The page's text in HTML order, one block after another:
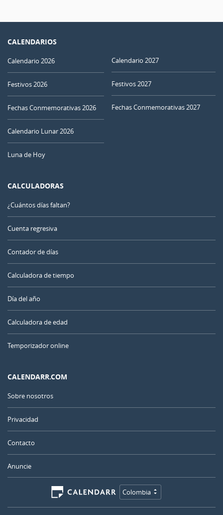
CALENDARIOS
Calendario 2026
Festivos 2026
Fechas Conmemorativas 2026
Calendario Lunar 2026
Luna de Hoy
Calendario 2027
Festivos 2027
Fechas Conmemorativas 2027
CALCULADORAS
¿Cuántos días faltan?
Cuenta regresiva
Contador de días
Calculadora de tiempo
Día del año
Calculadora de edad
Temporizador online
CALENDARR.COM
Sobre nosotros
Privacidad
Contacto
Anuncie
Colombia